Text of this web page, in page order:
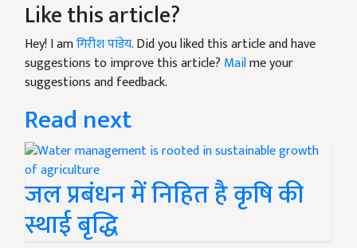
Like this article?
Hey! I amगिरीश पांडेय. Did you liked this article and have
suggestions to improve this article? Mailme your
suggestions and feedback.
Read next
जल प्रबंधन में निहित है कृषि की
स्थाई बृद्धि